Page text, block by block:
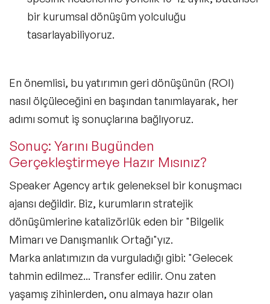
bir kurumsal dönüşüm yolculuğu
tasarlayabiliyoruz.
En önemlisi, bu yatırımın geri dönüşünün (ROI)
nasıl ölçüleceğini en başından tanımlayarak, her
adımı somut iş sonuçlarına bağlıyoruz.
Sonuç: Yarını Bugünden
Gerçekleştirmeye Hazır Mısınız?
Speaker Agency artık geleneksel bir konuşmacı
ajansı değildir. Biz, kurumların stratejik
dönüşümlerine katalizörlük eden bir "Bilgelik
Mimarı ve Danışmanlık Ortağı"yız.
Marka anlatımızın da vurguladığı gibi: "Gelecek
tahmin edilmez... Transfer edilir. Onu zaten
yaşamış zihinlerden, onu almaya hazır olan